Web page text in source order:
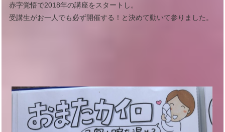
赤字覚悟で2018年の講座をスタートし。
受講生がお一人でも必ず開催する！と決めて動いて参りました。